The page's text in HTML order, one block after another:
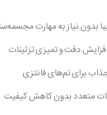
بدون نیاز به مهارت
دقت و تمیزی تزئینات
برای تم‌های فانتزی
متعدد بدون کاهش کیفیت